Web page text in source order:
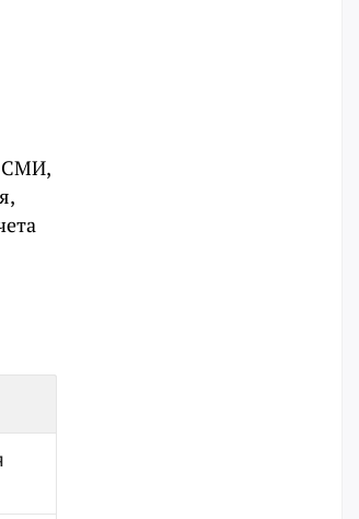
СМИ,